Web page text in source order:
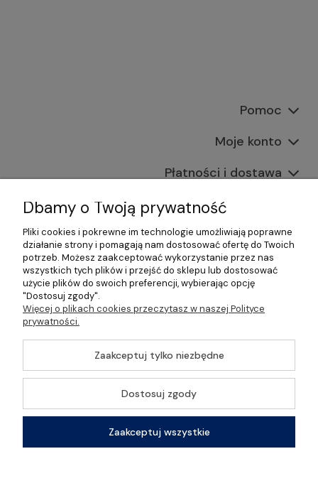
Pomoc
Moje konto
Płatności i dostawa
Informacje
O nas
©2026 Wszelkie Prawa Zastrzeżone | Gastrosklep |
Wyposażenie gastronomii, restauracji oraz barów
Szablon Master byEcommercy
Pokaż pełną wersję strony
Sklep internetowy Shoper Premium
Dbamy o Twoją prywatność
Pliki cookies i pokrewne im technologie umożliwiają poprawne
działanie strony i pomagają nam dostosować ofertę do Twoich
potrzeb. Możesz zaakceptować wykorzystanie przez nas
wszystkich tych plików i przejść do sklepu lub dostosować
użycie plików do swoich preferencji, wybierając opcję
"Dostosuj zgody".
Więcej o plikach cookies przeczytasz w naszej Polityce
prywatności.
Zaakceptuj tylko niezbędne
Dostosuj zgody
Zaakceptuj wszystkie